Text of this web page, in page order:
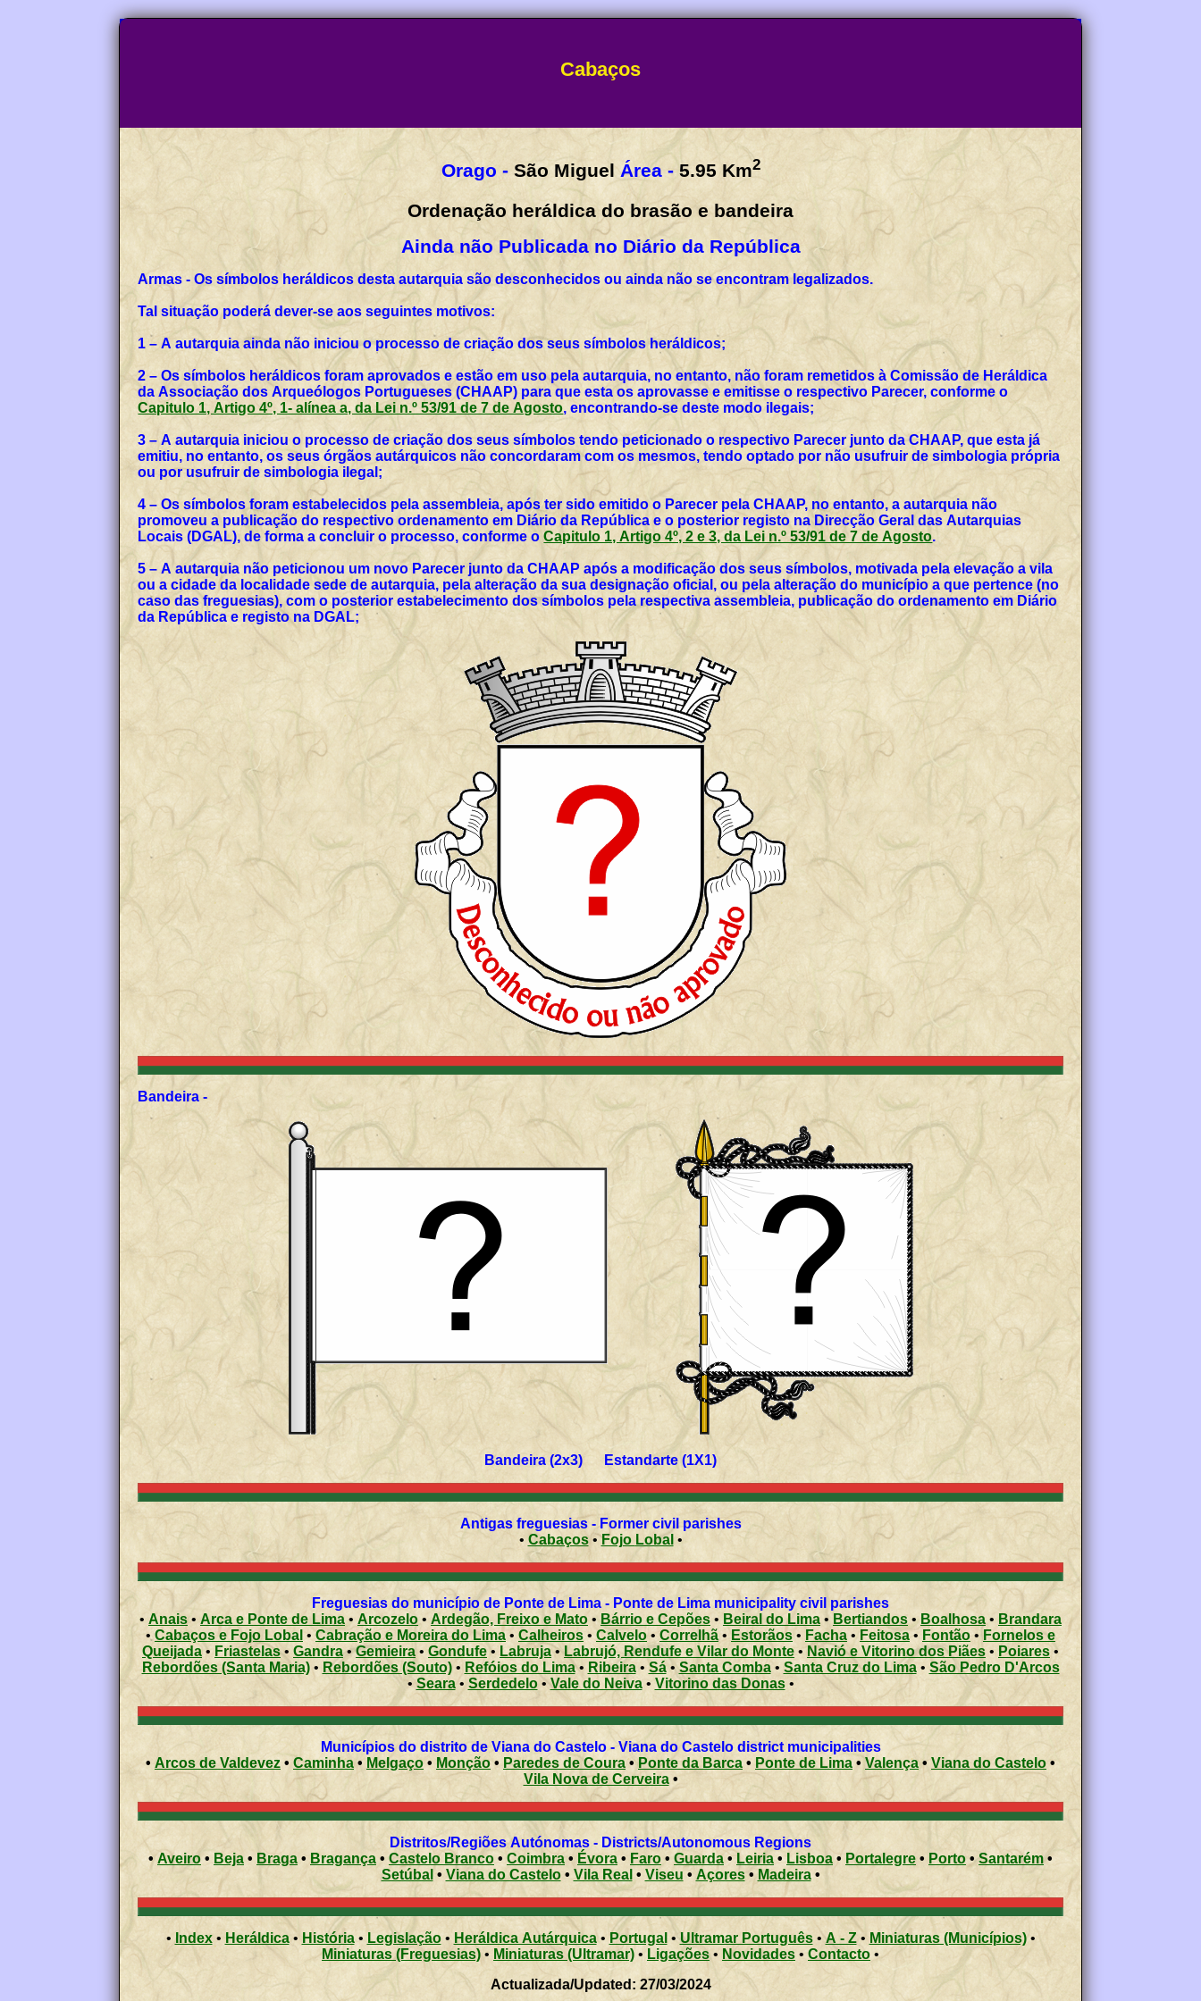
Cabaços
Orago - São MiguelÁrea - 5.95 Km2
Ordenação heráldica do brasão e bandeira
Ainda não Publicada no Diário da República
Armas - Os símbolos heráldicos desta autarquia são desconhecidos ou ainda não se encontram legalizados.
Tal situação poderá dever-se aos seguintes motivos:
1 – A autarquia ainda não iniciou o processo de criação dos seus símbolos heráldicos;
2 – Os símbolos heráldicos foram aprovados e estão em uso pela autarquia, no entanto, não foram remetidos à Comissão de Heráldica
da Associação dos Arqueólogos Portugueses (CHAAP) para que esta os aprovasse e emitisse o respectivo Parecer, conforme o
Capitulo 1, Artigo 4º, 1- alínea a, da Lei n.º 53/91 de 7 de Agosto, encontrando-se deste modo ilegais;
3 – A autarquia iniciou o processo de criação dos seus símbolos tendo peticionado o respectivo Parecer junto da CHAAP, que esta já
emitiu, no entanto, os seus órgãos autárquicos não concordaram com os mesmos, tendo optado por não usufruir de simbologia própria
ou por usufruir de simbologia ilegal;
4 – Os símbolos foram estabelecidos pela assembleia, após ter sido emitido o Parecer pela CHAAP, no entanto, a autarquia não
promoveu a publicação do respectivo ordenamento em Diário da República e o posterior registo na Direcção Geral das Autarquias
Locais (DGAL), de forma a concluir o processo, conforme oCapitulo 1, Artigo 4º, 2 e 3, da Lei n.º 53/91 de 7 de Agosto.
5 – A autarquia não peticionou um novo Parecer junto da CHAAP após a modificação dos seus símbolos, motivada pela elevação a vila
ou a cidade da localidade sede de autarquia, pela alteração da sua designação oficial, ou pela alteração do município a que pertence (no
caso das freguesias), com o posterior estabelecimento dos símbolos pela respectiva assembleia, publicação do ordenamento em Diário
da República e registo na DGAL;
Bandeira -
Bandeira (2x3) Estandarte (1X1)
Antigas freguesias - Former civil parishes
• Cabaços• Fojo Lobal •
Freguesias do município de Ponte de Lima - Ponte de Lima municipality civil parishes
• Anais • Arca e Ponte de Lima • Arcozelo • Ardegão, Freixo e Mato • Bárrio e Cepões • Beiral do Lima • Bertiandos • Boalhosa • Brandara
• Cabaços e Fojo Lobal •Cabração e Moreira do Lima • Calheiros • Calvelo • Correlhã • Estorãos • Facha • Feitosa• Fontão • Fornelos e
Queijada• Friastelas• Gandra•Gemieira • Gondufe • Labruja•Labrujó, Rendufe e Vilar do Monte • Navió e Vitorino dos Piães • Poiares•
Rebordões (Santa Maria)• Rebordões (Souto)• Refóios do Lima• Ribeira•Sá•Santa Comba• Santa Cruz do Lima• São Pedro D'Arcos
•Seara• Serdedelo•Vale do Neiva• Vitorino das Donas•
Municípios do distrito de Viana do Castelo - Viana do Castelo district municipalities
• Arcos de Valdevez • Caminha• Melgaço • Monção • Paredes de Coura•Ponte da Barca • Ponte de Lima • Valença• Viana do Castelo •
Vila Nova de Cerveira•
Distritos/Regiões Autónomas - Districts/Autonomous Regions
•Aveiro• Beja • Braga • Bragança • Castelo Branco • Coimbra • Évora • Faro • Guarda • Leiria • Lisboa• Portalegre • Porto•Santarém•
Setúbal • Viana do Castelo• Vila Real • Viseu • Açores • Madeira •
• Index• Heráldica• História • Legislação • Heráldica Autárquica• Portugal •Ultramar Português• A - Z• Miniaturas (Municípios)•
Miniaturas (Freguesias)• Miniaturas (Ultramar) • Ligações• Novidades • Contacto •
Actualizada/Updated: 27/03/2024